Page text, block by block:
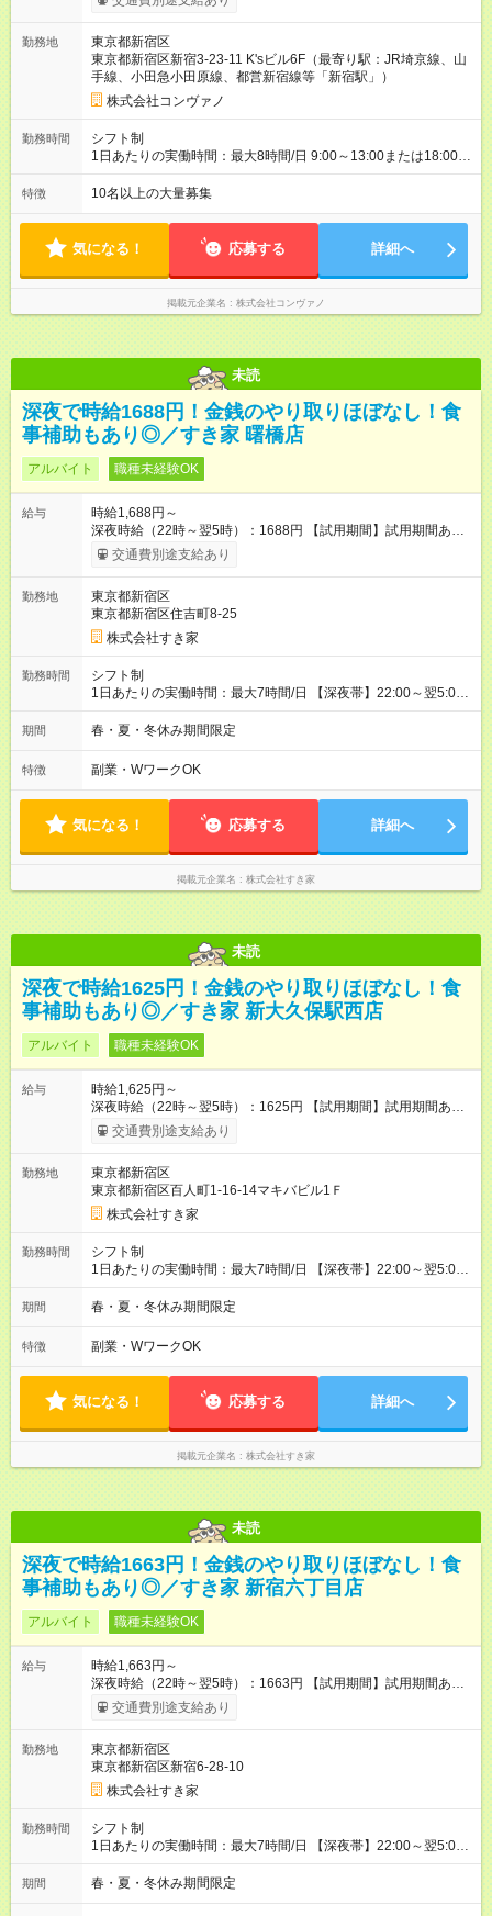
ただし、会社の事情により、免除・短縮・延長することがあ
勤務地
東京都新宿区
東京都新宿区新宿3-23-11 K'sビル6F（最寄り駅：JR埼京線、山
手線、小田急小田原線、都営新宿線等「新宿駅」）
株式会社コンヴァノ
勤務時間
シフト制
1日あたりの実働時間：最大8時間/日 9:00～13:00または18:00～
21:00 ※商業施設内店舗は施設の営業時間に準じます。 週2～相
談可 有給休暇あり(規定あり)
特徴 10名以上の大量募集
気になる！ 応募する 詳細へ
掲載元企業名 株式会社コンヴァノ
未読
深夜で時給1688円！金銭のやり取りほぼなし！食
事補助もあり◎／すき家 曙橋店
アルバイト 職種未経験OK
給与
時給1,688円～
深夜時給（22時～翌5時）：1688円 【試用期間】試用期間あり
試用期間の長さ：1ヶ月 雇用形態、給与は本採用時と同じです。
試用期間の実態は30日（※条件変更なし）ですが、切り上げで
同時給）
交通費別途支給あり
勤務地
東京都新宿区
東京都新宿区住吉町8-25
株式会社すき家
勤務時間
シフト制
1日あたりの実働時間：最大7時間/日 【深夜帯】22:00～翌5:00
週2日～・1日2h～OK◎ ※22:00から翌5:00までは18歳以上の方
のみ勤務可能です（18歳未満の深夜業務禁止のため） ★深夜で
す。 必ず、2名以上での勤務を行いますので、安心して働けま
す。
期間 春・夏・冬休み期間限定
特徴 副業・WワークOK
気になる！ 応募する 詳細へ
掲載元企業名 株式会社すき家
未読
深夜で時給1625円！金銭のやり取りほぼなし！食
事補助もあり◎／すき家 新大久保駅西店
アルバイト 職種未経験OK
給与
時給1,625円～
深夜時給（22時～翌5時）：1625円 【試用期間】試用期間あり
試用期間の長さ：1ヶ月 雇用形態、給与は本採用時と同じです。
試用期間の実態は30日（※条件変更なし）ですが、切り上げで
同時給）
交通費別途支給あり
勤務地
東京都新宿区
東京都新宿区百人町1-16-14マキバビル1Ｆ
株式会社すき家
勤務時間
シフト制
1日あたりの実働時間：最大7時間/日 【深夜帯】22:00～翌5:00
週2日～・1日2h～OK◎ ※22:00から翌5:00までは18歳以上の方
のみ勤務可能です（18歳未満の深夜業務禁止のため） ★深夜で
す。 必ず、2名以上での勤務を行いますので、安心して働けま
す。
期間 春・夏・冬休み期間限定
特徴 副業・WワークOK
気になる！ 応募する 詳細へ
掲載元企業名 株式会社すき家
未読
深夜で時給1663円！金銭のやり取りほぼなし！食
事補助もあり◎／すき家 新宿六丁目店
アルバイト 職種未経験OK
給与
時給1,663円～
深夜時給（22時～翌5時）：1663円 【試用期間】試用期間あり
試用期間の長さ：1ヶ月 雇用形態、給与は本採用時と同じです。
試用期間の実態は30日（※条件変更なし）ですが、切り上げで
同時給）
交通費別途支給あり
勤務地
東京都新宿区
東京都新宿区新宿6-28-10
株式会社すき家
勤務時間
シフト制
1日あたりの実働時間：最大7時間/日 【深夜帯】22:00～翌5:00
週2日～・1日2h～OK◎ ※22:00から翌5:00までは18歳以上の方
のみ勤務可能です（18歳未満の深夜業務禁止のため） ★深夜で
期間 春・夏・冬休み期間限定